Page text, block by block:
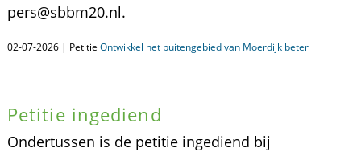
pers@sbbm20.nl.
02-07-2026 | Petitie Ontwikkel het buitengebied van Moerdijk beter
Petitie ingediend
Ondertussen is de petitie ingediend bij